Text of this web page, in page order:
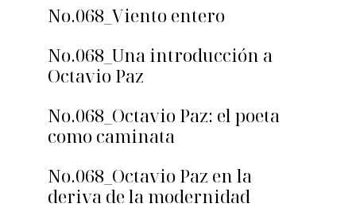
No.068_Viento entero
No.068_Una introducción a
Octavio Paz
No.068_Octavio Paz: el poeta
como caminata
No.068_Octavio Paz en la
deriva de la modernidad